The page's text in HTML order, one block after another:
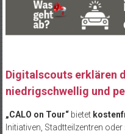
Digitalscouts erklären
niedrigschwellig und
„CALO on Tour“bietet
Initiativen, Stadtteilzentren